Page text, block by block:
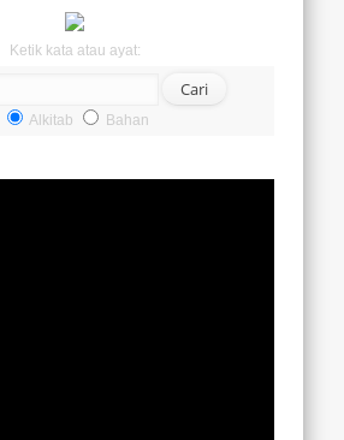
Ketik kata atau ayat:
Alkitab Bahan